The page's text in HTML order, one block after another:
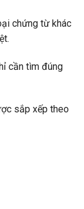
chứng từ khác
cần tìm đúng
sắp xếp theo